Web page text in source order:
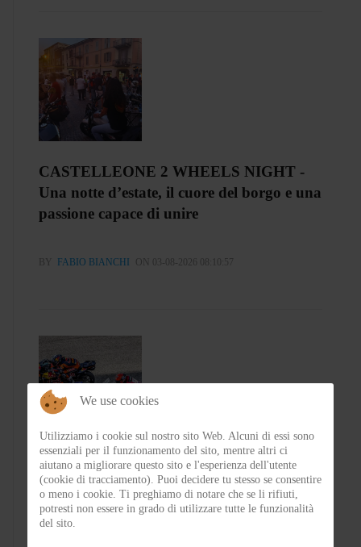
CASTELLEONE 2 WHEELS NIGHT -
Una notte d’estate, il cuore del borgo e una
passione capace di unire
BY FABIO BIANCHI ON 03-08-2026 08:10:57
Ecco tutti i cambi regolamentari della
MotoGP
We use cookies
Utilizziamo i cookie sul nostro sito Web. Alcuni di essi sono
essenziali per il funzionamento del sito, mentre altri ci
aiutano a migliorare questo sito e l'esperienza dell'utente
(cookie di tracciamento). Puoi decidere tu stesso se consentire
o meno i cookie. Ti preghiamo di notare che se li rifiuti,
potresti non essere in grado di utilizzare tutte le funzionalità
del sito.